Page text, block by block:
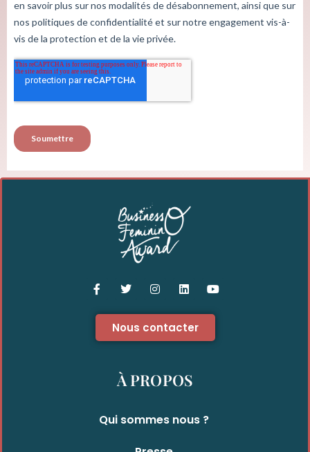
Nous contacter
À PROPOS
Qui sommes nous ?